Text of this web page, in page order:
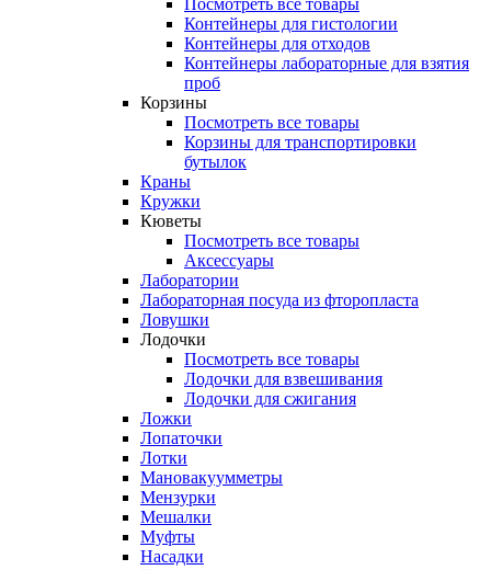
Посмотреть все товары
Контейнеры для гистологии
Контейнеры для отходов
Контейнеры лабораторные для взятия
проб
Корзины
Посмотреть все товары
Корзины для транспортировки
бутылок
Краны
Кружки
Кюветы
Посмотреть все товары
Аксессуары
Лаборатории
Лабораторная посуда из фторопласта
Ловушки
Лодочки
Посмотреть все товары
Лодочки для взвешивания
Лодочки для сжигания
Ложки
Лопаточки
Лотки
Мановакуумметры
Мензурки
Мешалки
Муфты
Насадки